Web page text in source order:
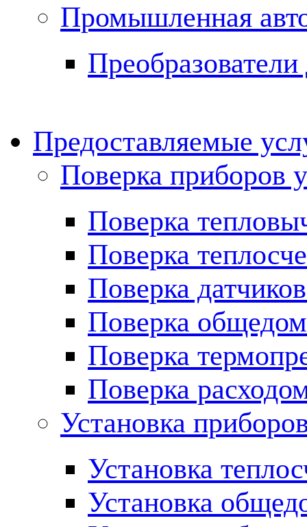
Промышленная
Преобразователи
Предоставляемые
Поверка приборов
Поверка
Поверка
Поверка
Поверка
Поверка
Поверка
Установка
Установка
Установка